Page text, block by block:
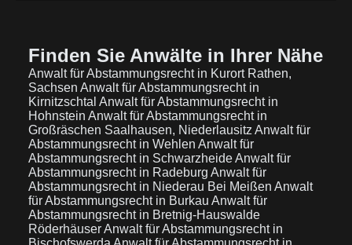
Finden Sie Anwälte in Ihrer Nähe
Anwalt für Abstammungsrecht in Kurort Rathen,
Sachsen Anwalt für Abstammungsrecht in
Kirnitzschtal Anwalt für Abstammungsrecht in
Hohnstein Anwalt für Abstammungsrecht in
Großräschen Saalhausen, Niederlausitz Anwalt für
Abstammungsrecht in Wehlen Anwalt für
Abstammungsrecht in SchwarzheideAnwalt für
Abstammungsrecht in Radeburg Anwalt für
Abstammungsrecht in Niederau Bei Meißen Anwalt
für Abstammungsrecht in Burkau Anwalt für
Abstammungsrecht in Bretnig-Hauswalde
RöderhäuserAnwalt für Abstammungsrecht in